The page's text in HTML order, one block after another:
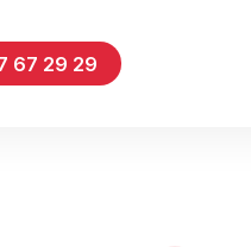
67 29 29